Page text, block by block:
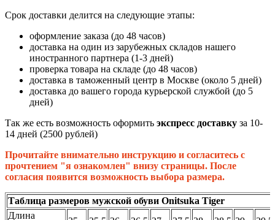
Срок доставки делится на следующие этапы:
оформление заказа (до 48 часов)
доставка на один из зарубежных складов нашего
иностранного партнера (1-3 дней)
проверка товара на складе (до 48 часов)
доставка в таможенный центр в Москве (около 5 дней)
доставка до вашего города курьерской службой (до 5
дней)
Так же есть возможность оформить экспресс доставку за 10-
14 дней (2500 рублей)
Прочитайте внимательно инструкцию и согласитесь с
прочтением "я ознакомлен" внизу страницы. После
согласия появится возможность выбора размера.
Таблица размеров мужской обуви Onitsuka Tiger
Длина